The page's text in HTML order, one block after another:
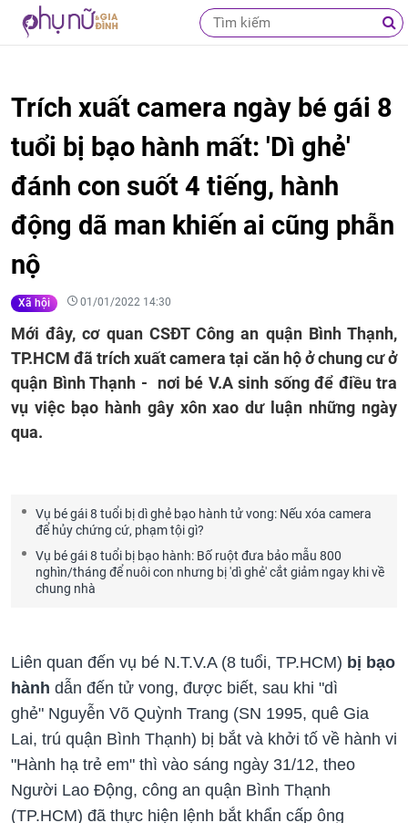
Trích xuất camera ngày bé gái 8
tuổi bị bạo hành mất: 'Dì ghẻ'
đánh con suốt 4 tiếng, hành
động dã man khiến ai cũng phẫn
nộ
Xã hội 01/01/2022 14:30
Mới đây, cơ quan CSĐT Công an quận Bình Thạnh,
TP.HCM đã trích xuất camera tại căn hộ ở chung cư ở
quận Bình Thạnh - nơi bé V.A sinh sống để điều tra
vụ việc bạo hành gây xôn xao dư luận những ngày
qua.
Vụ bé gái 8 tuổi bị dì ghẻ bạo hành tử vong: Nếu xóa camera
để hủy chứng cứ, phạm tội gì?
Vụ bé gái 8 tuổi bị bạo hành: Bố ruột đưa bảo mẫu 800
nghìn/tháng để nuôi con nhưng bị 'dì ghẻ' cắt giảm ngay khi về
chung nhà
Liên quan đến vụ bé N.T.V.A (8 tuổi, TP.HCM) bị bạo
hành dẫn đến tử vong, được biết, sau khi "dì
ghẻ" Nguyễn Võ Quỳnh Trang (SN 1995, quê Gia
Lai, trú quận Bình Thạnh) bị bắt và khởi tố về hành vi
"Hành hạ trẻ em" thì vào sáng ngày 31/12, theo
Người Lao Động, công an quận Bình Thạnh
(TP.HCM) đã thực hiện lệnh bắt khẩn cấp ông